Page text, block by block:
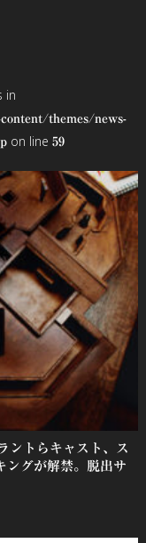
in
themes/news-
on line 59
ントらキャスト、ス
ングが解禁。脱出サ